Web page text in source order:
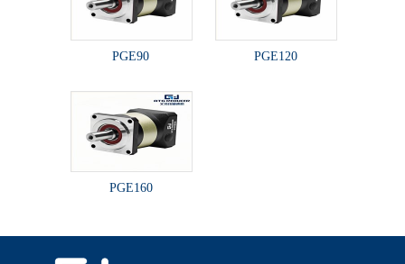
PGE90 PGE120
PGE160